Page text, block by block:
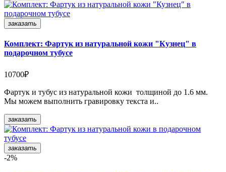
заказать
Комплект: Фартук из натуральной кожи "Кузнец" в
подарочном тубусе
10700₽
Фартук и тубус из натуральной кожи толщиной до 1.6 мм.
Мы можем выполнить гравировку текста и..
заказать
заказать
-2%